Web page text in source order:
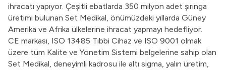
ihracatı yapıyor. Çeşitli ebatlarda 350 milyon adet şırınga
üretimi bulunan Set Medikal, önümüzdeki yıllarda Güney
Amerika ve Afrika ülkelerine ihracat yapmayı hedefliyor.
CE markası, ISO 13485 Tıbbi Cihaz ve ISO 9001 olmak
üzere tüm Kalite ve Yönetim Sistemi belgelerine sahip olan
Set Medikal, deneyimli kadrosu ile altı sigma, yalın üretim,